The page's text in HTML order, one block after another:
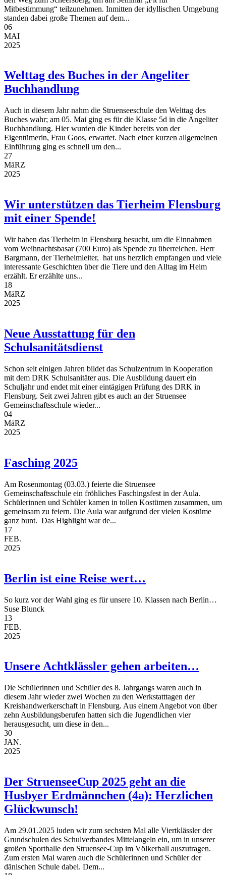
Mitbestimmung“ teilzunehmen. Inmitten der idyllischen Umgebung
standen dabei große Themen auf dem...
06
MAI
2025
Welttag des Buches in der Angeliter
Buchhandlung
Auch in diesem Jahr nahm die Struenseeschule den Welttag des
Buches wahr; am 05. Mai ging es für die Klasse 5d in die Angeliter
Buchhandlung. Hier wurden die Kinder bereits von der
Eigentümerin, Frau Goos, erwartet. Nach einer kurzen allgemeinen
Einführung ging es schnell um den...
27
MäRZ
2025
Wir unterstützen das Tierheim Flensburg
mit einer Spende!
Wir haben das Tierheim in Flensburg besucht, um die Einnahmen
vom Weihnachtsbasar (700 Euro) als Spende zu überreichen. Herr
Bargmann, der Tierheimleiter, hat uns herzlich empfangen und viele
interessante Geschichten über die Tiere und den Alltag im Heim
erzählt. Er erzählte uns...
18
MäRZ
2025
Neue Ausstattung für den
Schulsanitätsdienst
Schon seit einigen Jahren bildet das Schulzentrum in Kooperation
mit dem DRK Schulsanitäter aus. Die Ausbildung dauert ein
Schuljahr und endet mit einer eintägigen Prüfung des DRK in
Flensburg. Seit zwei Jahren gibt es auch an der Struensee
Gemeinschaftsschule wieder...
04
MäRZ
2025
Fasching 2025
Am Rosenmontag (03.03.) feierte die Struensee
Gemeinschaftsschule ein fröhliches Faschingsfest in der Aula.
Schülerinnen und Schüler kamen in tollen Kostümen zusammen, um
gemeinsam zu feiern. Die Aula war aufgrund der vielen Kostüme
ganz bunt. Das Highlight war de...
17
FEB.
2025
Berlin ist eine Reise wert…
So kurz vor der Wahl ging es für unsere 10. Klassen nach Berlin…
Suse Blunck
13
FEB.
2025
Unsere Achtklässler gehen arbeiten…
Die Schülerinnen und Schüler des 8. Jahrgangs waren auch in
diesem Jahr wieder zwei Wochen zu den Werkstatttagen der
Kreishandwerkerschaft in Flensburg. Aus einem Angebot von über
zehn Ausbildungsberufen hatten sich die Jugendlichen vier
herausgesucht, um diese in den...
30
JAN.
2025
Der StruenseeCup 2025 geht an die
Husbyer Erdmännchen (4a): Herzlichen
Glückwunsch!
Am 29.01.2025 luden wir zum sechsten Mal alle Viertklässler der
Grundschulen des Schulverbandes Mittelangeln ein, um in unserer
großen Sporthalle den Struensee-Cup im Völkerball auszutragen.
Zum ersten Mal waren auch die Schülerinnen und Schüler der
dänischen Schule dabei. Dem...